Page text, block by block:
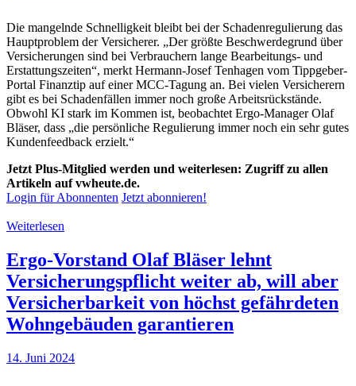
Die mangelnde Schnelligkeit bleibt bei der Schadenregulierung das
Hauptproblem der Versicherer. „Der größte Beschwerdegrund über
Versicherungen sind bei Verbrauchern lange Bearbeitungs- und
Erstattungszeiten“, merkt Hermann-Josef Tenhagen vom Tippgeber-
Portal Finanztip auf einer MCC-Tagung an. Bei vielen Versicherern
gibt es bei Schadenfällen immer noch große Arbeitsrückstände.
Obwohl KI stark im Kommen ist, beobachtet Ergo-Manager Olaf
Bläser, dass „die persönliche Regulierung immer noch ein sehr gutes
Kundenfeedback erzielt.“
Jetzt Plus-Mitglied werden und weiterlesen: Zugriff zu allen
Artikeln auf vwheute.de.
Login für Abonnenten Jetzt abonnieren!
Weiterlesen
Ergo-Vorstand Olaf Bläser lehnt
Versicherungspflicht weiter ab, will aber
Versicherbarkeit von höchst gefährdeten
Wohngebäuden garantieren
14. Juni 2024